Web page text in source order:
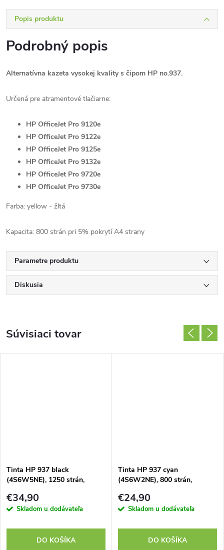
Popis produktu
Podrobný popis
Alternatívna kazeta vysokej kvality s čipom HP no.937.
Určená pre atramentové tlačiarne:
HP OfficeJet Pro 9120e
HP OfficeJet Pro 9122e
HP OfficeJet Pro 9125e
HP OfficeJet Pro 9132e
HP OfficeJet Pro 9720e
HP OfficeJet Pro 9730e
Farba: yellow - žltá
Kapacita: 800 strán pri 5% pokrytí A4 strany
Parametre produktu
Diskusia
Súvisiaci tovar
Tinta HP 937 black
(4S6W5NE), 1250 strán,
€34,90
Skladom u dodávateľa
DO KOŠÍKA
Tinta HP 937 cyan
(4S6W2NE), 800 strán,
€24,90
Skladom u dodávateľa
DO KOŠÍKA